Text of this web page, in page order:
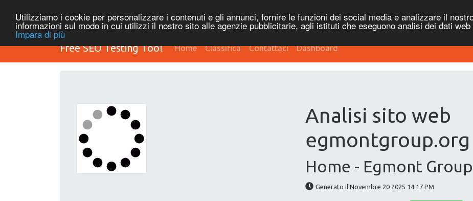
Utilizziamo i cookie per personalizzare i contenuti e gli annunci, fornire le funzioni dei social media e analizzare il
informazioni sul modo in cui utilizzi il nostro sito alle agenzie pubblicitarie, agli istituti che eseguono analisi dei dati
Impara di più
Free SEO Testing Tool Home Classifica Contattaci Dashboard
Analisi sito web
egmontgroup.org
Home - Egmont Group
Generato il Novembre 20 2025 14:17 PM